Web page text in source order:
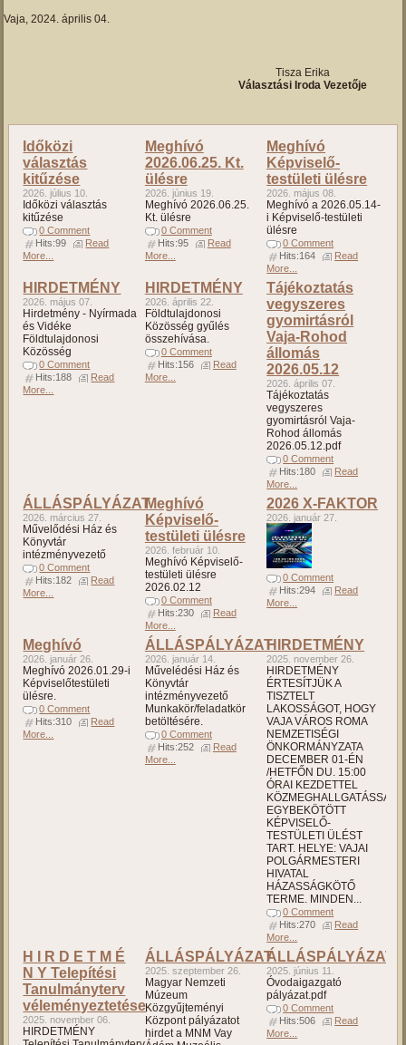
Vaja, 2024. április 04.
Tisza Erika
Választási Iroda Vezetője
Időközi
választás
kitűzése
2026. július 10.
Időközi választás
kitűzése
0 Comment
Hits:99
Read
More...
Meghívó
2026.06.25. Kt.
ülésre
2026. június 19.
Meghívó 2026.06.25.
Kt. ülésre
0 Comment
Hits:95
Read
More...
Meghívó
Képviselő-
testületi ülésre
2026. május 08.
Meghívó a 2026.05.14-
i Képviselő-testületi
ülésre
0 Comment
Hits:164
Read
More...
HIRDETMÉNY
2026. május 07.
Hirdetmény - Nyírmada
és Vidéke
Földtulajdonosi
Közösség
0 Comment
Hits:188
Read
More...
HIRDETMÉNY
2026. április 22.
Földtulajdonosi
Közösség gyűlés
összehívása.
0 Comment
Hits:156
Read
More...
Tájékoztatás
vegyszeres
gyomirtásról
Vaja-Rohod
állomás
2026.05.12
2026. április 07.
Tájékoztatás
vegyszeres
gyomirtásról Vaja-
Rohod állomás
2026.05.12.pdf
0 Comment
Hits:180
Read
More...
ÁLLÁSPÁLYÁZAT
2026. március 27.
Művelődési Ház és
Könyvtár
intézményvezető
0 Comment
Hits:182
Read
More...
Meghívó
Képviselő-
testületi ülésre
2026. február 10.
Meghívó Képviselő-
testületi ülésre
2026.02.12
0 Comment
Hits:230
Read
More...
2026 X-FAKTOR
2026. január 27.
0 Comment
Hits:294
Read
More...
Meghívó
2026. január 26.
Meghívó 2026.01.29-i
Képviselőtestületi
ülésre.
0 Comment
Hits:310
Read
More...
ÁLLÁSPÁLYÁZAT
2026. január 14.
Művelédési Ház és
Könyvtár
intézményvezető
Munkakör/feladatkör
betöltésére.
0 Comment
Hits:252
Read
More...
HIRDETMÉNY
2025. november 26.
HIRDETMÉNY
ÉRTESÍTJÜK A
TISZTELT
LAKOSSÁGOT, HOGY
VAJA VÁROS ROMA
NEMZETISÉGI
ÖNKORMÁNYZATA
DECEMBER 01-ÉN
/HETFŐN DU. 15:00
ÓRAI KEZDETTEL
KÖZMEGHALLGATÁSSAL
EGYBEKÖTÖTT
KÉPVISELŐ-
TESTÜLETI ÜLÉST
TART. HELYE: VAJAI
POLGÁRMESTERI
HIVATAL
HÁZASSÁGKÖTŐ
TERME. MINDEN...
0 Comment
Hits:270
Read
More...
H I R D E T M É
N Y Telepítési
Tanulmányterv
véleményeztetése
2025. november 06.
HIRDETMÉNY
ÁLLÁSPÁLYÁZAT
2025. szeptember 26.
Magyar Nemzeti
Múzeum
Közgyűjteményi
Központ pályázatot
hirdet a MNM Vay
ÁLLÁSPÁLYÁZAT
2025. június 11.
Óvodaigazgató
pályázat.pdf
0 Comment
Hits:506
Read
More...